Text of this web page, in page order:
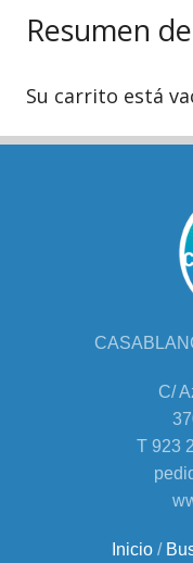
Resumen
Su carrito está
C/
T 923
Inicio/